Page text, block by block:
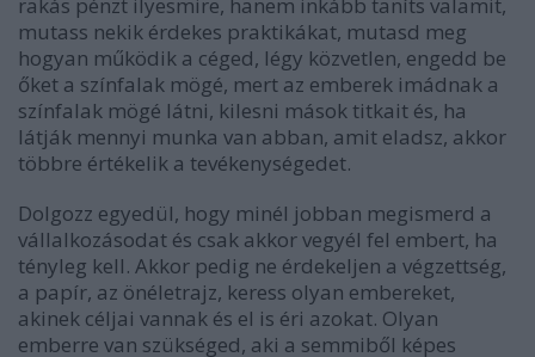
rakás pénzt ilyesmire, hanem inkább taníts valamit,
mutass nekik érdekes praktikákat, mutasd meg
hogyan működik a céged, légy közvetlen, engedd be
őket a színfalak mögé, mert az emberek imádnak a
színfalak mögé látni, kilesni mások titkait és, ha
látják mennyi munka van abban, amit eladsz, akkor
többre értékelik a tevékenységedet.
Dolgozz egyedül, hogy minél jobban megismerd a
vállalkozásodat és csak akkor vegyél fel embert, ha
tényleg kell. Akkor pedig ne érdekeljen a végzettség,
a papír, az önéletrajz, keress olyan embereket,
akinek céljai vannak és el is éri azokat. Olyan
emberre van szükséged, aki a semmiből képes